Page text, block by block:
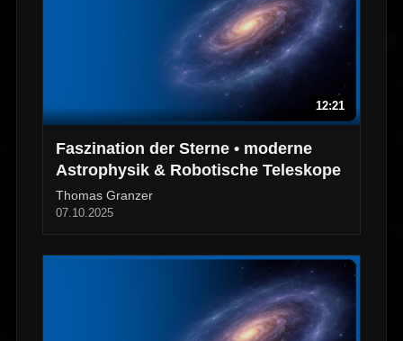
12:21
Faszination der Sterne • moderne
Astrophysik & Robotische Teleskope
Thomas Granzer
07.10.2025